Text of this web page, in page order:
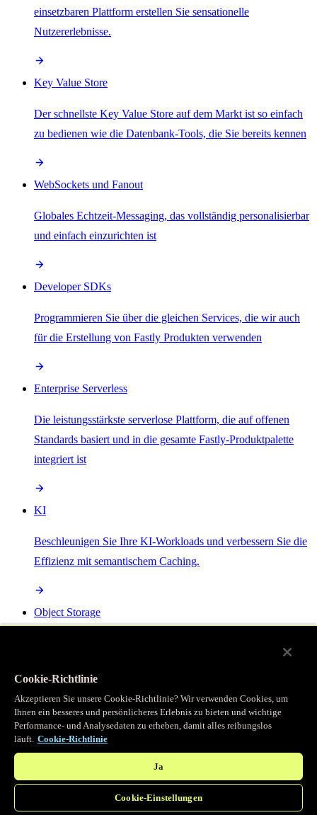
einsetzbaren Plattform erstellen Sie sensationelle
Nutzererlebnisse.
Key Value Store
Der schnellste Key Value Store auf dem Markt ist so einfach
zu bedienen wie die Datenbank-Tools, die Sie bereits kennen
WebSockets und Fanout
Globales Echtzeit-Messaging, das vollständig personalisierbar
und einfach einzurichten ist
Developer SDKs
Programmieren Sie über die gleichen Services, die wir auch
für die Erstellung von Fastly Produkten verwenden
Enterprise Serverless
Die leistungsstärkste serverlose Plattform, die auf offenen
Standards basiert und in die gesamte Fastly-Produktpalette
integriert ist
KI
Beschleunigen Sie Ihre KI-Workloads und verbessern Sie die
Effizienz mit semantischem Caching.
Object Storage
Programmierbarer Cache
Erhalten Sie vollständigen programmatischen Zugriff auf das
legendäre Caching, das unser CDN antreibt.
Cookie-Richtlinie
Akzeptieren Sie unsere Cookie-Richtlinie? Wir verwenden Cookies, um
Ihnen ein besseres und persönlicheres Erlebnis zu bieten und wichtige
Performance- und Analysedaten zu erheben, damit alles reibungslos
läuft. Cookie-Richtlinie
Ja
Cookie-Einstellungen